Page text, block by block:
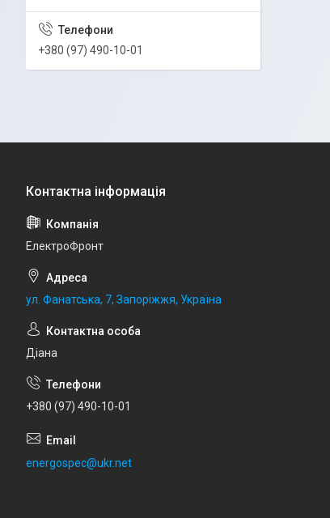
+380 (97) 490-10-01
ЕлектроФронт
ул. Фанатська, 7, Запоріжжя, Україна
Діана
+380 (97) 490-10-01
energospec@ukr.net